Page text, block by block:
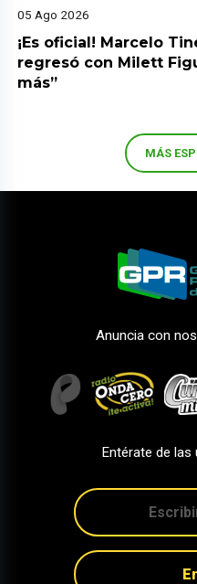
05 Ago 2026
¡Es oficial! Marcelo
regresó con Milett
más”
MÁS
Anuncia con
Entérate de